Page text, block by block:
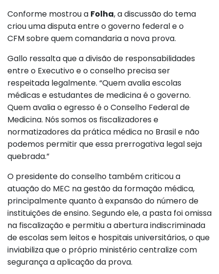
Conforme mostrou a Folha, a discussão do tema
criou uma disputa entre o governo federal e o
CFM sobre quem comandaria a nova prova.
Gallo ressalta que a divisão de responsabilidades
entre o Executivo e o conselho precisa ser
respeitada legalmente. “Quem avalia escolas
médicas e estudantes de medicina é o governo.
Quem avalia o egresso é o Conselho Federal de
Medicina. Nós somos os fiscalizadores e
normatizadores da prática médica no Brasil e não
podemos permitir que essa prerrogativa legal seja
quebrada.”
O presidente do conselho também criticou a
atuação do MEC na gestão da formação médica,
principalmente quanto à expansão do número de
instituições de ensino. Segundo ele, a pasta foi omissa
na fiscalização e permitiu a abertura indiscriminada
de escolas sem leitos e hospitais universitários, o que
inviabiliza que o próprio ministério centralize com
segurança a aplicação da prova.